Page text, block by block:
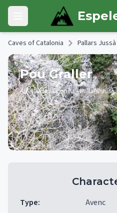
Skip to main content
Open main menu
Caves of Catalonia Pallars Jussà
Pou Graller
Abella de la Conca• Pallars
Type:
Avenc